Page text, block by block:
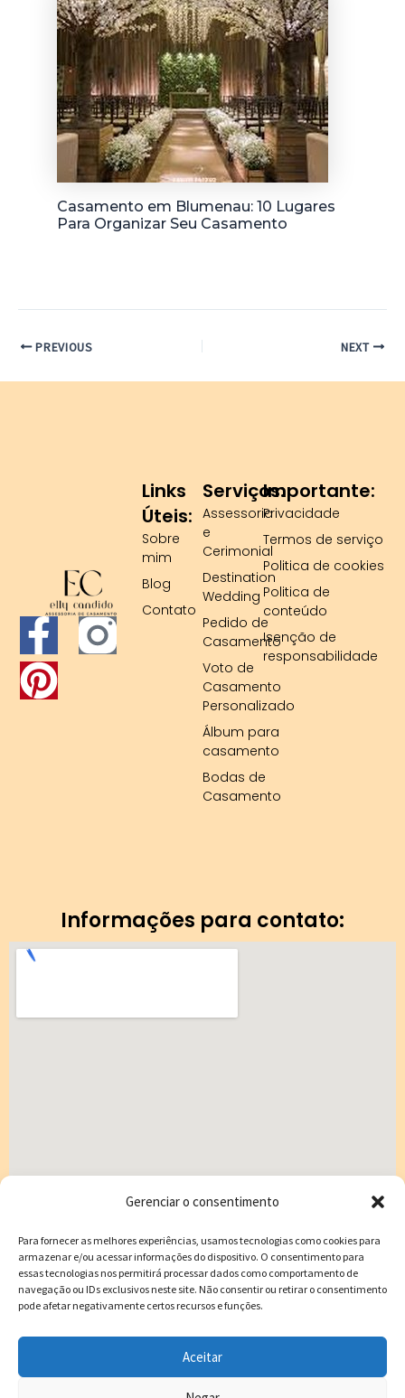
Gerenciar o consentimento
Para fornecer as melhores experiências, usamos tecnologias como cookies para
armazenar e/ou acessar informações do dispositivo. O consentimento para
essas tecnologias nos permitirá processar dados como comportamento de
navegação ou IDs exclusivos neste site. Não consentir ou retirar o consentimento
pode afetar negativamente certos recursos e funções.
Aceitar
Casamento em Blumenau: 10 Lugares
Para Organizar Seu Casamento
PREVIOUS NEXT
F
a
c
-
P
i
n
t
Serviços:
Assessoria
e
Cerimonial
Destination
Wedding
Pedido de
Casamento
Voto de
Casamento
Personalizado
Álbum para
casamento
Bodas de
Casamento
Links
Úteis:
Sobre
mim
Blog
Contato
Importante:
Privacidade
Termos de serviço
Politica de cookies
Politica de
conteúdo
Isenção de
responsabilidade
Informações para contato:
CEP:
88101-250
E-mail:elly.candido@gmail.com
Funcionamento:Segunda a Sexta: 8:00 às 21:00 e Sábado: 8:00 às